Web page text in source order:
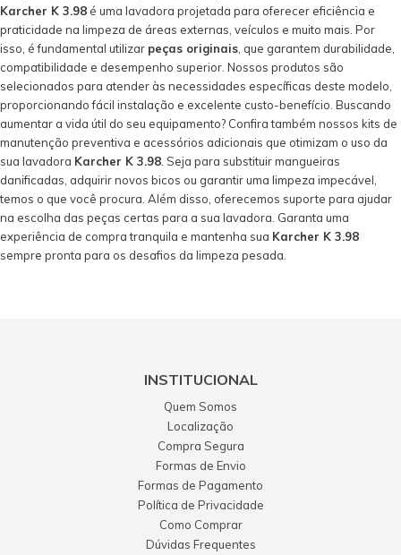
Karcher K 3.98 é uma lavadora projetada para oferecer eficiência e
praticidade na limpeza de áreas externas, veículos e muito mais. Por
isso, é fundamental utilizar peças originais , que garantem durabilidade,
compatibilidade e desempenho superior. Nossos produtos são
selecionados para atender às necessidades específicas deste modelo,
proporcionando fácil instalação e excelente custo-benefício. Buscando
aumentar a vida útil do seu equipamento? Confira também nossos kits de
manutenção preventiva e acessórios adicionais que otimizam o uso da
sua lavadora Karcher K 3.98 . Seja para substituir mangueiras
danificadas, adquirir novos bicos ou garantir uma limpeza impecável,
temos o que você procura. Além disso, oferecemos suporte para ajudar
na escolha das peças certas para a sua lavadora. Garanta uma
experiência de compra tranquila e mantenha sua Karcher K 3.98
sempre pronta para os desafios da limpeza pesada.
INSTITUCIONAL
Quem Somos
Localização
Compra Segura
Formas de Envio
Formas de Pagamento
Política de Privacidade
Como Comprar
Dúvidas Frequentes